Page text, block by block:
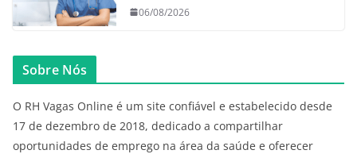
06/08/2026
Sobre Nós
O RH Vagas Online é um site confiável e estabelecido desde
17 de dezembro de 2018, dedicado a compartilhar
oportunidades de emprego na área da saúde e oferecer